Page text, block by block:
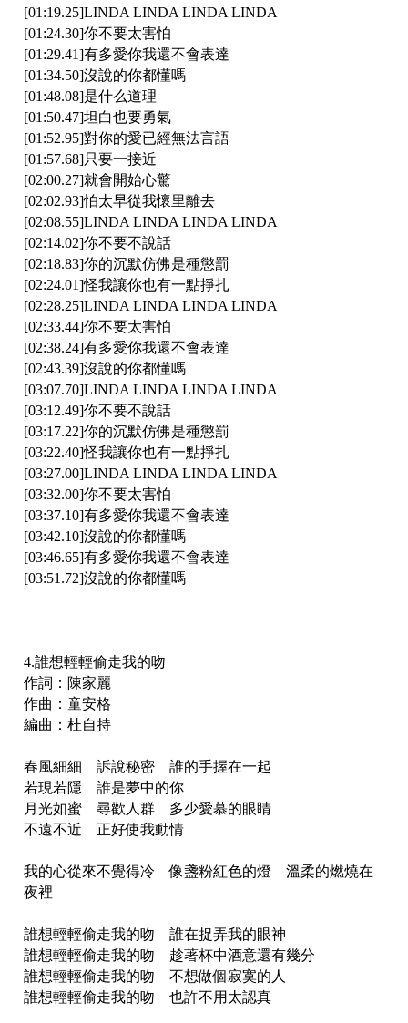
[01:19.25]LINDA LINDA LINDA LINDA
[01:24.30]你不要太害怕
[01:29.41]有多愛你我還不會表達
[01:34.50]沒說的你都懂嗎
[01:48.08]是什么道理
[01:50.47]坦白也要勇氣
[01:52.95]對你的愛已經無法言語
[01:57.68]只要一接近
[02:00.27]就會開始心驚
[02:02.93]怕太早從我懷里離去
[02:08.55]LINDA LINDA LINDA LINDA
[02:14.02]你不要不說話
[02:18.83]你的沉默仿佛是種懲罰
[02:24.01]怪我讓你也有一點掙扎
[02:28.25]LINDA LINDA LINDA LINDA
[02:33.44]你不要太害怕
[02:38.24]有多愛你我還不會表達
[02:43.39]沒說的你都懂嗎
[03:07.70]LINDA LINDA LINDA LINDA
[03:12.49]你不要不說話
[03:17.22]你的沉默仿佛是種懲罰
[03:22.40]怪我讓你也有一點掙扎
[03:27.00]LINDA LINDA LINDA LINDA
[03:32.00]你不要太害怕
[03:37.10]有多愛你我還不會表達
[03:42.10]沒說的你都懂嗎
[03:46.65]有多愛你我還不會表達
[03:51.72]沒說的你都懂嗎
4.誰想輕輕偷走我的吻
作詞：陳家麗
作曲：童安格
編曲：杜自持
春風細細 訴說秘密 誰的手握在一起
若現若隱 誰是夢中的你
月光如蜜 尋歡人群 多少愛慕的眼睛
不遠不近 正好使我動情
我的心從來不覺得冷 像盞粉紅色的燈 溫柔的燃燒在
夜裡
誰想輕輕偷走我的吻 誰在捉弄我的眼神
誰想輕輕偷走我的吻 趁著杯中酒意還有幾分
誰想輕輕偷走我的吻 不想做個寂寞的人
誰想輕輕偷走我的吻 也許不用太認真